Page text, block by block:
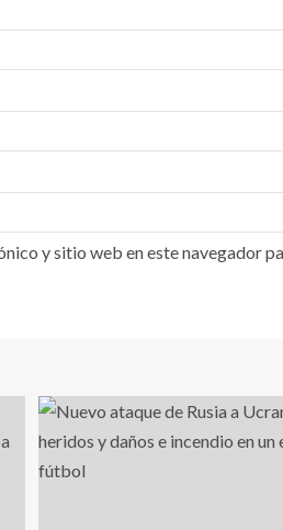
y sitio web en este navegador